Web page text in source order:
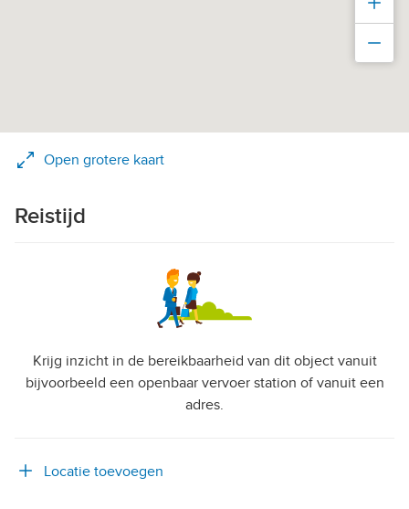
Open grotere kaart
Reistijd
Krijg inzicht in de bereikbaarheid van dit object vanuit
bijvoorbeeld een openbaar vervoer station of vanuit een
adres.
Locatie toevoegen